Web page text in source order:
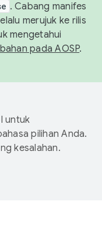
. Cabang manifes
merujuk ke rilis
mengetahui
pada AOSP.
untuk
pilihan Anda.
kesalahan.